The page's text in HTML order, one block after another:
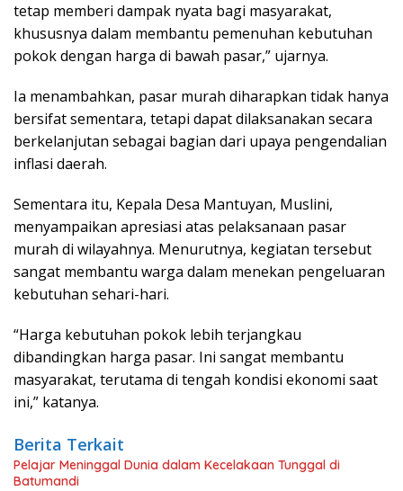
tetap memberi dampak nyata bagi masyarakat,
khususnya dalam membantu pemenuhan kebutuhan
pokok dengan harga di bawah pasar,” ujarnya.
Ia menambahkan, pasar murah diharapkan tidak hanya
bersifat sementara, tetapi dapat dilaksanakan secara
berkelanjutan sebagai bagian dari upaya pengendalian
inflasi daerah.
Sementara itu, Kepala Desa Mantuyan, Muslini,
menyampaikan apresiasi atas pelaksanaan pasar
murah di wilayahnya. Menurutnya, kegiatan tersebut
sangat membantu warga dalam menekan pengeluaran
kebutuhan sehari-hari.
“Harga kebutuhan pokok lebih terjangkau
dibandingkan harga pasar. Ini sangat membantu
masyarakat, terutama di tengah kondisi ekonomi saat
ini,” katanya.
Berita Terkait
Pelajar Meninggal Dunia dalam Kecelakaan Tunggal di
Batumandi